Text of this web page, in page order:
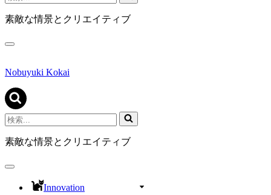
索...
素敵な情景とクリエイティブ
ナ
ゲ
シ
ョ
ン
メ
ニ
ュ
Nobuyuki Kokai
検
索...
素敵な情景とクリエイティブ
ナ
Innovation